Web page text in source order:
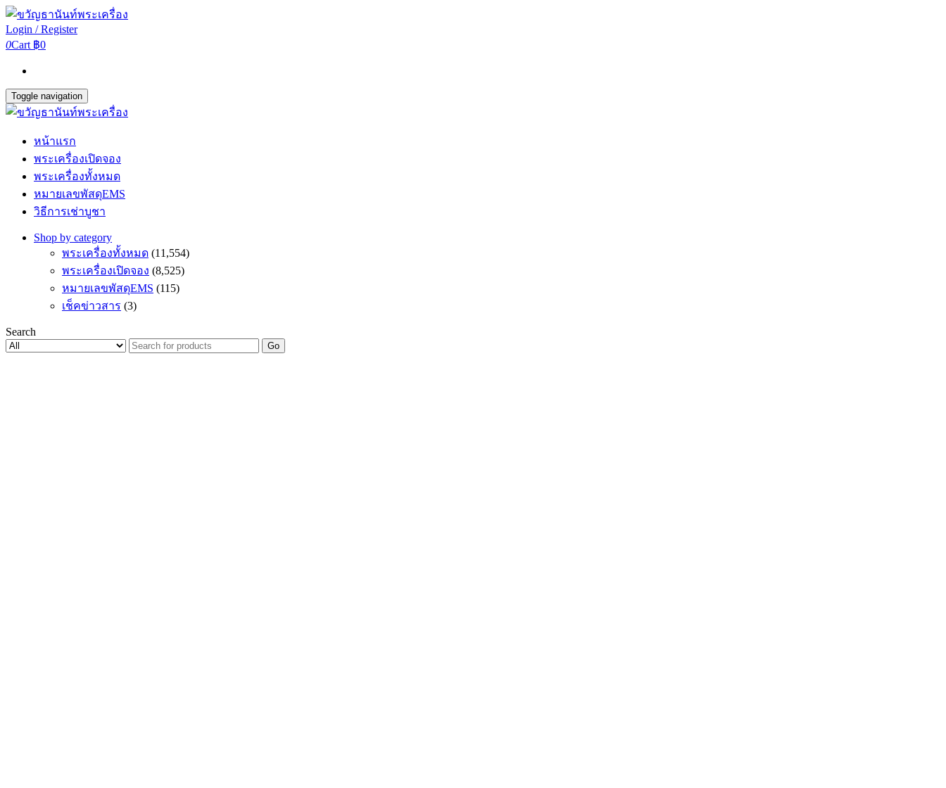
Login / Register
0Cart ฿0
Toggle navigation
หน้าแรก
พระเครื่องเปิดจอง
พระเครื่องทั้งหมด
หมายเลขพัสดุEMS
วิธีการเช่าบูชา
Shop by category
พระเครื่องทั้งหมด (11,554)
พระเครื่องเปิดจอง (8,525)
หมายเลขพัสดุEMS (115)
เช็คข่าวสาร (3)
Search
Go